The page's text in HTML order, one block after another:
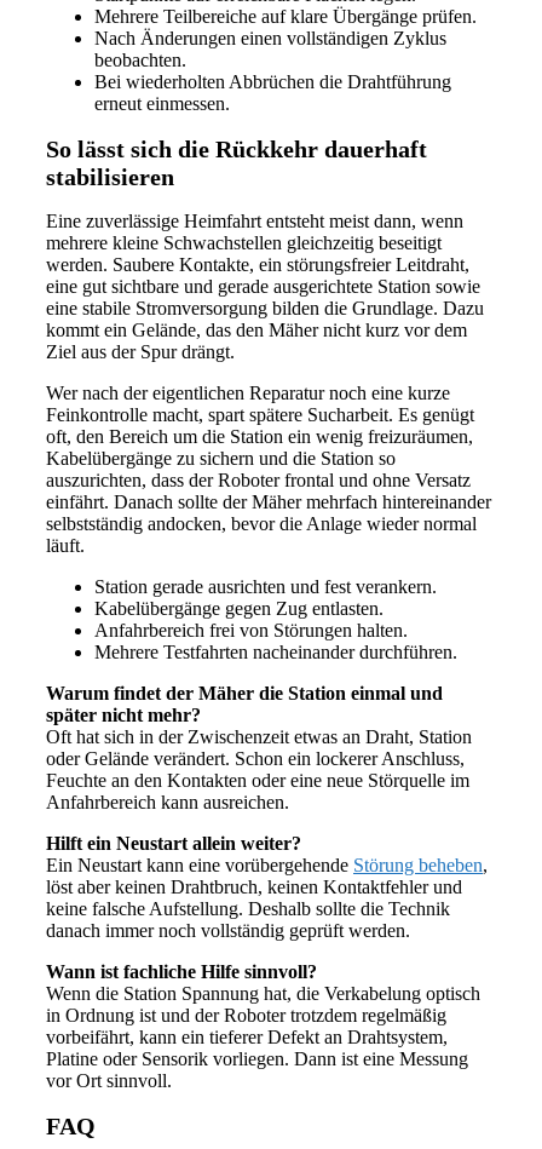
Mehrere Teilbereiche auf klare Übergänge prüfen.
Nach Änderungen einen vollständigen Zyklus
beobachten.
Bei wiederholten Abbrüchen die Drahtführung
erneut einmessen.
So lässt sich die Rückkehr dauerhaft
stabilisieren
Eine zuverlässige Heimfahrt entsteht meist dann, wenn
mehrere kleine Schwachstellen gleichzeitig beseitigt
werden. Saubere Kontakte, ein störungsfreier Leitdraht,
eine gut sichtbare und gerade ausgerichtete Station sowie
eine stabile Stromversorgung bilden die Grundlage. Dazu
kommt ein Gelände, das den Mäher nicht kurz vor dem
Ziel aus der Spur drängt.
Wer nach der eigentlichen Reparatur noch eine kurze
Feinkontrolle macht, spart spätere Sucharbeit. Es genügt
oft, den Bereich um die Station ein wenig freizuräumen,
Kabelübergänge zu sichern und die Station so
auszurichten, dass der Roboter frontal und ohne Versatz
einfährt. Danach sollte der Mäher mehrfach hintereinander
selbstständig andocken, bevor die Anlage wieder normal
läuft.
Station gerade ausrichten und fest verankern.
Kabelübergänge gegen Zug entlasten.
Anfahrbereich frei von Störungen halten.
Mehrere Testfahrten nacheinander durchführen.
Warum findet der Mäher die Station einmal und
später nicht mehr?
Oft hat sich in der Zwischenzeit etwas an Draht, Station
oder Gelände verändert. Schon ein lockerer Anschluss,
Feuchte an den Kontakten oder eine neue Störquelle im
Anfahrbereich kann ausreichen.
Hilft ein Neustart allein weiter?
Ein Neustart kann eine vorübergehende Störung beheben,
löst aber keinen Drahtbruch, keinen Kontaktfehler und
keine falsche Aufstellung. Deshalb sollte die Technik
danach immer noch vollständig geprüft werden.
Wann ist fachliche Hilfe sinnvoll?
Wenn die Station Spannung hat, die Verkabelung optisch
in Ordnung ist und der Roboter trotzdem regelmäßig
vorbeifährt, kann ein tieferer Defekt an Drahtsystem,
Platine oder Sensorik vorliegen. Dann ist eine Messung
vor Ort sinnvoll.
FAQ